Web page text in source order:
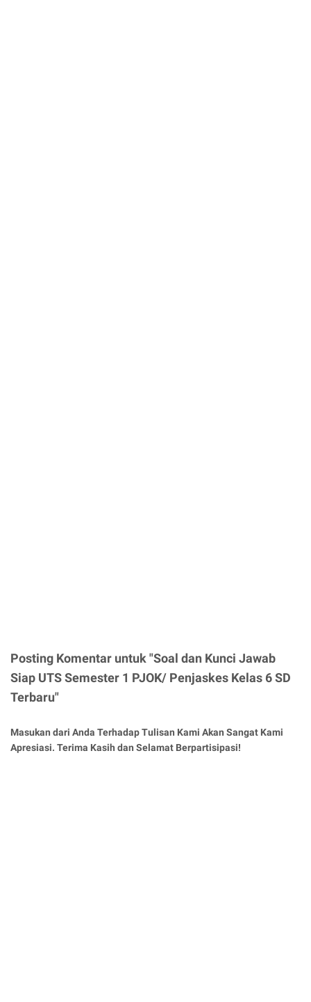
Posting Komentar untuk "Soal dan Kunci Jawab
Siap UTS Semester 1 PJOK/ Penjaskes Kelas 6 SD
Terbaru"
Masukan dari Anda Terhadap Tulisan Kami Akan Sangat Kami
Apresiasi. Terima Kasih dan Selamat Berpartisipasi!